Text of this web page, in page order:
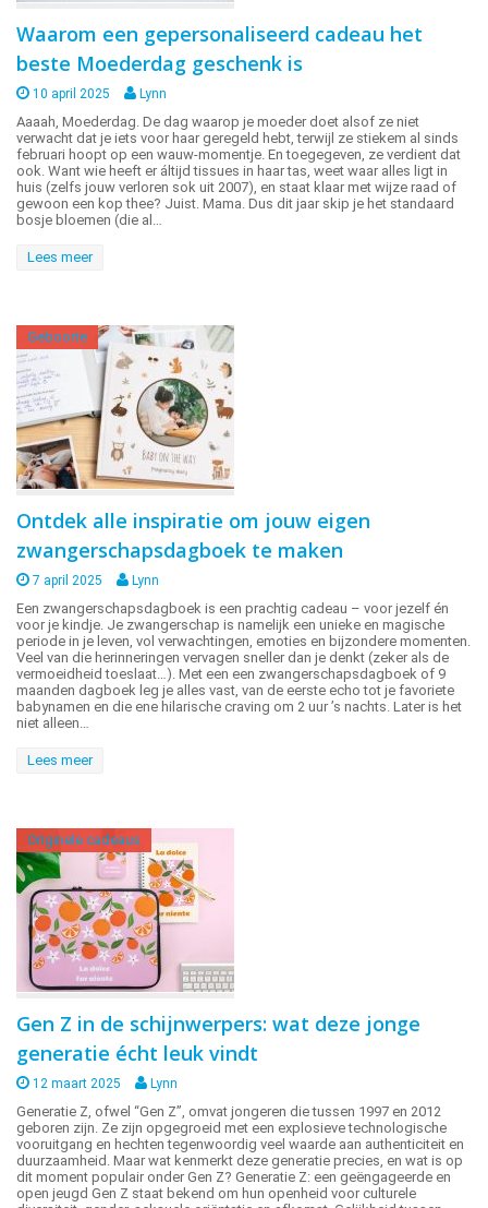
Waarom een gepersonaliseerd cadeau het
beste Moederdag geschenk is
10 april 2025 Lynn
Aaaah, Moederdag. De dag waarop je moeder doet alsof ze niet
verwacht dat je iets voor haar geregeld hebt, terwijl ze stiekem al sinds
februari hoopt op een wauw-momentje. En toegegeven, ze verdient dat
ook. Want wie heeft er áltijd tissues in haar tas, weet waar alles ligt in
huis (zelfs jouw verloren sok uit 2007), en staat klaar met wijze raad of
gewoon een kop thee? Juist. Mama. Dus dit jaar skip je het standaard
bosje bloemen (die al…
Lees meer
Geboorte
Ontdek alle inspiratie om jouw eigen
zwangerschapsdagboek te maken
7 april 2025 Lynn
Een zwangerschapsdagboek is een prachtig cadeau – voor jezelf én
voor je kindje. Je zwangerschap is namelijk een unieke en magische
periode in je leven, vol verwachtingen, emoties en bijzondere momenten.
Veel van die herinneringen vervagen sneller dan je denkt (zeker als de
vermoeidheid toeslaat…). Met een een zwangerschapsdagboek of 9
maanden dagboek leg je alles vast, van de eerste echo tot je favoriete
babynamen en die ene hilarische craving om 2 uur ’s nachts. Later is het
niet alleen…
Lees meer
Originele cadeaus
Gen Z in de schijnwerpers: wat deze jonge
generatie écht leuk vindt
12 maart 2025 Lynn
Generatie Z, ofwel “Gen Z”, omvat jongeren die tussen 1997 en 2012
geboren zijn. Ze zijn opgegroeid met een explosieve technologische
vooruitgang en hechten tegenwoordig veel waarde aan authenticiteit en
duurzaamheid. Maar wat kenmerkt deze generatie precies, en wat is op
dit moment populair onder Gen Z? Generatie Z: een geëngageerde en
open jeugd Gen Z staat bekend om hun openheid voor culturele